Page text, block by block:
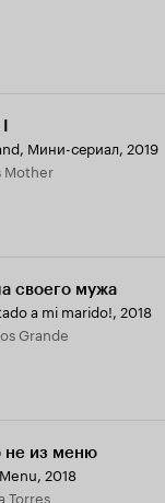
, Мини-сериал, 2019
Mother
своего мужа
a mi marido!, 2018
Grande
не из меню
, 2018
Torres